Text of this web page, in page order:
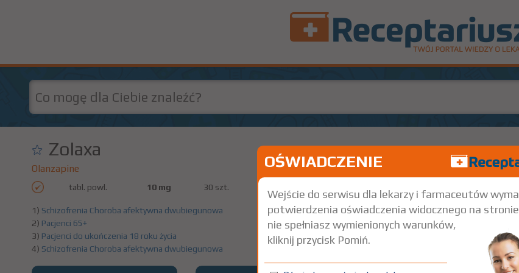
Zolaxa
Olanzapine
tabl. powl. 10 mg 30 szt.
Rx
1) Schizofrenia Choroba afektywna dwubiegunowa
2) Pacjenci 65+
3) Pacjenci do ukończenia 18 roku życia
4) Schizofrenia Choroba afektywna dwubiegunowa
OŚWIADCZENIE
Wejście do serwisu dla lekarzy i farmaceutów
potwierdzenia oświadczenia widocznego na
nie spełniasz wymienionych warunków,
kliknij przycisk Pomiń.